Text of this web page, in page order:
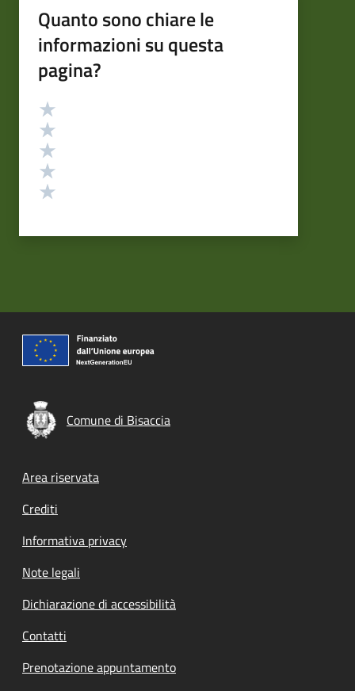
Quanto sono chiare le
informazioni su questa
pagina?
Valutazione
Comune di Bisaccia
Footer menu
Area riservata
Crediti
Informativa privacy
Note legali
Dichiarazione di accessibilità
Contatti
Prenotazione appuntamento